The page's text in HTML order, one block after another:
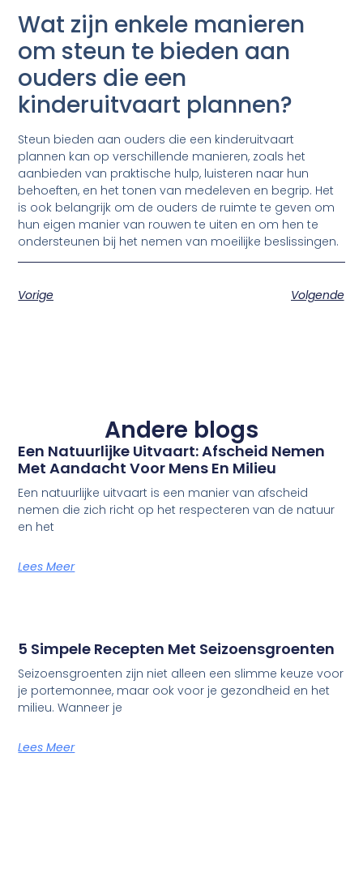
Wat zijn enkele manieren
om steun te bieden aan
ouders die een
kinderuitvaart plannen?
Steun bieden aan ouders die een kinderuitvaart
plannen kan op verschillende manieren, zoals het
aanbieden van praktische hulp, luisteren naar hun
behoeften, en het tonen van medeleven en begrip. Het
is ook belangrijk om de ouders de ruimte te geven om
hun eigen manier van rouwen te uiten en om hen te
ondersteunen bij het nemen van moeilijke beslissingen.
Vorige Volgende
Andere blogs
Een Natuurlijke Uitvaart: Afscheid Nemen
Met Aandacht Voor Mens En Milieu
Een natuurlijke uitvaart is een manier van afscheid
nemen die zich richt op het respecteren van de natuur
en het
Lees Meer
5 Simpele Recepten Met Seizoensgroenten
Seizoensgroenten zijn niet alleen een slimme keuze voor
je portemonnee, maar ook voor je gezondheid en het
milieu. Wanneer je
Lees Meer